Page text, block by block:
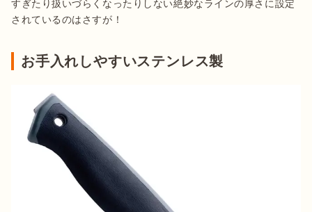
すぎたり扱いづらくなったりしない絶妙なラインの厚さに設定
されているのはさすが！
お手入れしやすいステンレス製